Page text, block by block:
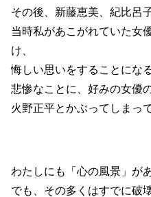
その後、新藤恵美、紀比呂
当時私があこがれていた女
け、
悔しい思いをすることにな
悲惨なことに、好みの女優
火野正平とかぶってしまっ
わたしにも「心の風景」があ
でも、その多くはすでに破